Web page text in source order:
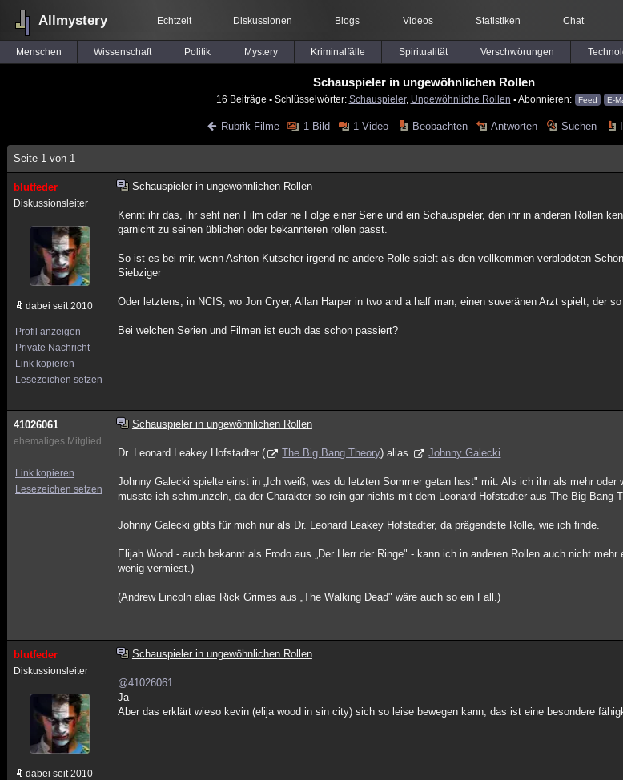
Allmystery Echtzeit Diskussionen Blogs Videos Statistiken Chat
Menschen Wissenschaft Politik Mystery Kriminalfälle Spiritualität Verschwörungen
Schauspieler in ungewöhnlichen Rollen
16 Beiträge ▪ Schlüsselwörter: Schauspieler, Ungewöhnliche Rollen ▪ Abonnieren: Feed E-
Rubrik Filme 1 Bild 1 Video Beobachten Antworten Suchen
Seite 1 von 1
blutfeder
Diskussionsleiter
dabei seit 2010
Profil anzeigen
Private Nachricht
Link kopieren
Lesezeichen setzen
Schauspieler in ungewöhnlichen Rollen
Kennt ihr das, ihr seht nen Film oder ne Folge einer Serie und ein Schauspieler, den ihr in anderen Rollen
garnicht zu seinen üblichen oder bekannteren rollen passt.
So ist es bei mir, wenn Ashton Kutscher irgend ne andere Rolle spielt als den vollkommen verblödeten
Siebziger
Oder letztens, in NCIS, wo Jon Cryer, Allan Harper in two and a half man, einen suveränen Arzt spielt, der
Bei welchen Serien und Filmen ist euch das schon passiert?
41026061
ehemaliges Mitglied
Link kopieren
Lesezeichen setzen
Schauspieler in ungewöhnlichen Rollen
Dr. Leonard Leakey Hofstadter ( The Big Bang Theory) alias Johnny Galecki
Johnny Galecki spielte einst in „Ich weiß, was du letzten Sommer getan hast" mit. Als ich ihn als mehr oder
musste ich schmunzeln, da der Charakter so rein gar nichts mit dem Leonard Hofstadter aus The Big Bang
Johnny Galecki gibts für mich nur als Dr. Leonard Leakey Hofstadter, da prägendste Rolle, wie ich finde.
Elijah Wood - auch bekannt als Frodo aus „Der Herr der Ringe" - kann ich in anderen Rollen auch nicht
wenig vermiest.)
(Andrew Lincoln alias Rick Grimes aus „The Walking Dead" wäre auch so ein Fall.)
blutfeder
Diskussionsleiter
dabei seit 2010
Schauspieler in ungewöhnlichen Rollen
@41026061
Ja
Aber das erklärt wieso kevin (elija wood in sin city) sich so leise bewegen kann, das ist eine besondere